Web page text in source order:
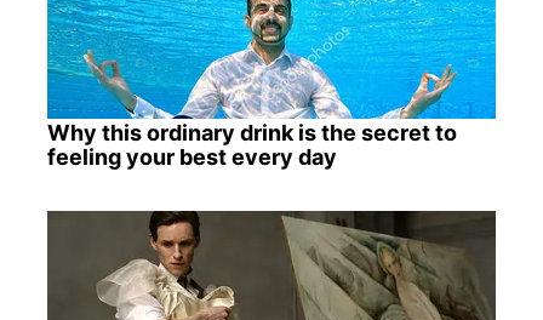
Why this ordinary drink is the secret to
feeling your best every day